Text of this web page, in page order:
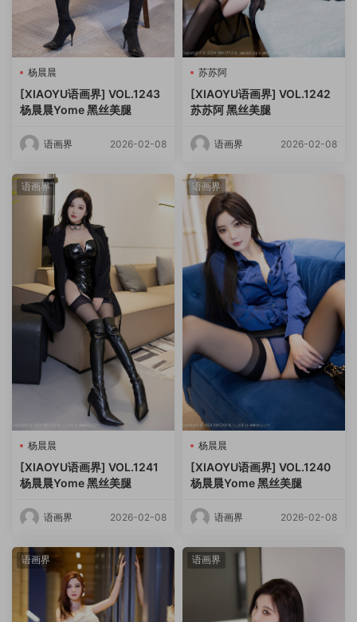
杨晨晨
[XIAOYU语画界] VOL.1243
杨晨晨Yome 黑丝美腿
语画界 2026-02-08
苏苏阿
[XIAOYU语画界] VOL.1242
苏苏阿 黑丝美腿
语画界 2026-02-08
语画界
杨晨晨
[XIAOYU语画界] VOL.1241
杨晨晨Yome 黑丝美腿
语画界 2026-02-08
语画界
杨晨晨
[XIAOYU语画界] VOL.1240
杨晨晨Yome 黑丝美腿
语画界 2026-02-08
语画界 语画界